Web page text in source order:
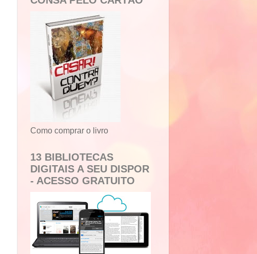
Como comprar o livro
13 BIBLIOTECAS
DIGITAIS A SEU DISPOR
- ACESSO GRATUITO